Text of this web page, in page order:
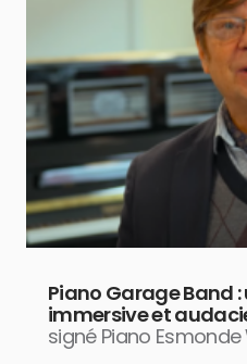
Piano Garage Band
immersive et
signé Piano